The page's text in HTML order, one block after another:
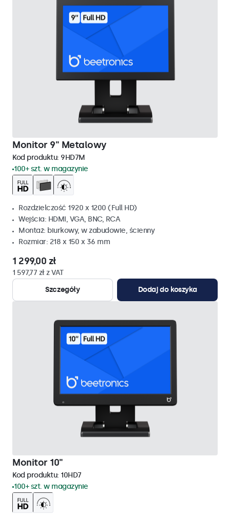
Monitor 9" Metalowy
Kod produktu: 9HD7M
100+ szt. w magazynie
Rozdzielczość 1920 x 1200 (Full HD)
Wejścia: HDMI, VGA, BNC, RCA
Montaż: biurkowy, w zabudowie, ścienny
Rozmiar: 218 x 150 x 36 mm
1 299,00 zł
1 597,77 zł z VAT
Szczegóły
Dodaj do koszyka
Monitor 10"
Kod produktu: 10HD7
100+ szt. w magazynie